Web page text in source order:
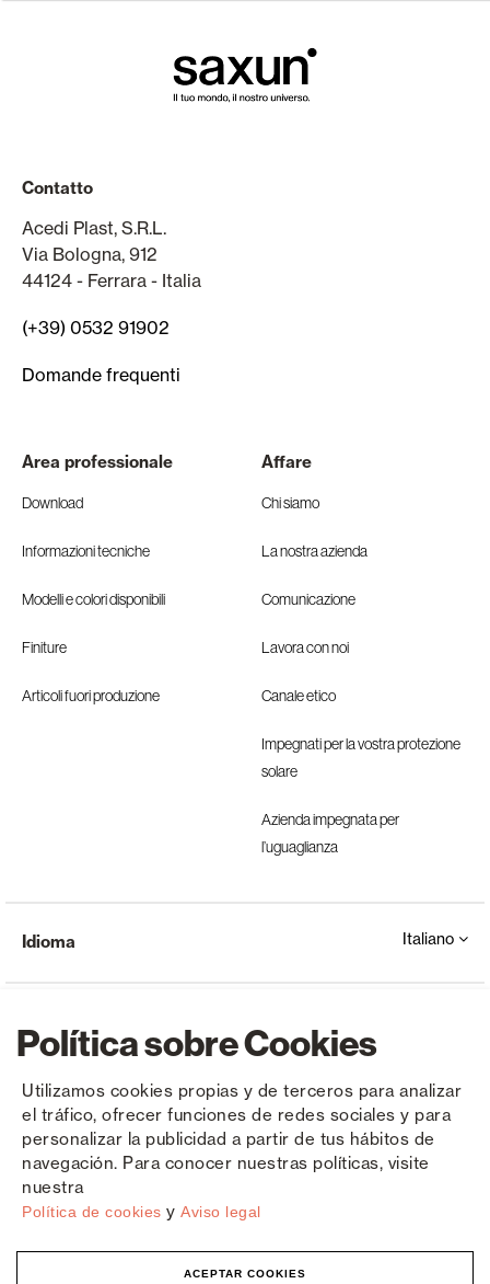
Política sobre Cookies
Utilizamos cookies propias y de terceros para analizar
el tráfico, ofrecer funciones de redes sociales y para
personalizar la publicidad a partir de tus hábitos de
navegación. Para conocer nuestras políticas, visite
nuestra
Política de cookies y Aviso legal
ACEPTAR COOKIES
Contatto
Acedi Plast, S.R.L.
Via Bologna, 912
44124 - Ferrara - Italia
(+39) 0532 91902
Domande frequenti
Area professionale
Download
Informazioni tecniche
Modelli e colori disponibili
Finiture
Articoli fuori produzione
Affare
Chi siamo
La nostra azienda
Comunicazione
Lavora con noi
Canale etico
Impegnati per la vostra protezione
solare
Azienda impegnata per
l’uguaglianza
Copyright © Saxun 2023 - 2026 politica sulla riservatezza Avviso legale Cookies
Idioma Italiano